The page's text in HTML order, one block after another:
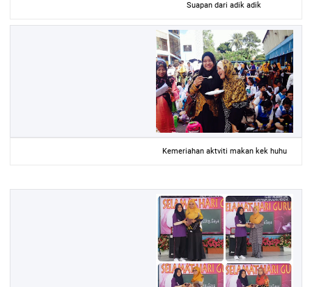
Suapan dari adik adik
Kemeriahan aktviti makan kek huhu